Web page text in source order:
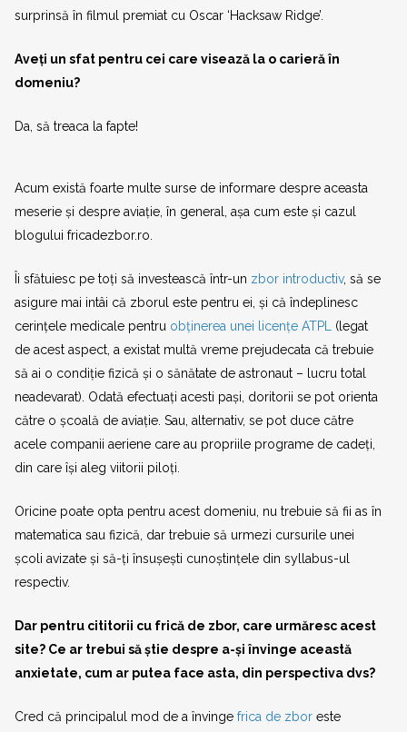
surprinsă în filmul premiat cu Oscar ‘Hacksaw Ridge’.
Aveți un sfat pentru cei care visează la o carieră în
domeniu?
Da, să treaca la fapte!
Acum există foarte multe surse de informare despre aceasta
meserie și despre aviație, în general, așa cum este și cazul
blogului fricadezbor.ro.
Îi sfătuiesc pe toți să investească într-un zbor introductiv, să se
asigure mai intâi că zborul este pentru ei, și că îndeplinesc
cerințele medicale pentru obținerea unei licențe ATPL
(legat
de acest aspect, a existat multă vreme prejudecata că trebuie
să ai o condiție fizică și o sănătate de astronaut – lucru total
neadevarat). Odată efectuați acesti pași, doritorii se pot orienta
către o școală de aviație. Sau, alternativ, se pot duce către
acele companii aeriene care au propriile programe de cadeți,
din care își aleg viitorii piloți.
Oricine poate opta pentru acest domeniu, nu trebuie să fii as în
matematica sau fizică, dar trebuie să urmezi cursurile unei
școli avizate și să-ți însușești cunoștințele din syllabus-ul
respectiv.
Dar pentru cititorii cu frică de zbor, care urmăresc acest
site? Ce ar trebui să știe despre a-și învinge această
anxietate, cum ar putea face asta, din perspectiva dvs?
Cred că principalul mod de a învingefrica de zbor este